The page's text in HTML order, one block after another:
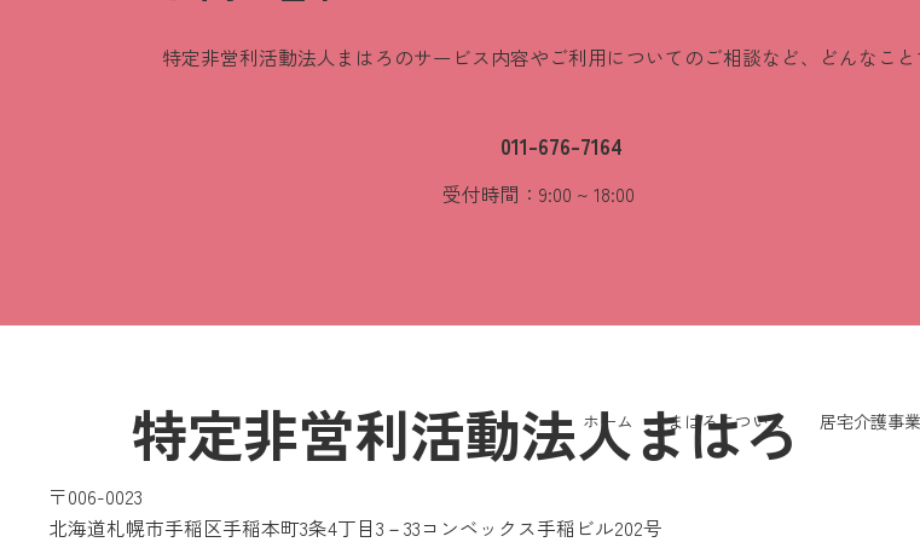
特定非営利活動法人まはろのサービス内容やご利用についてのご相談など、どんなこと
011-676-7164
受付時間：9:00 ~ 18:00
特定非営利活動法人まはろ
〒006-0023
北海道札幌市手稲区手稲本町3条4丁目3－33コンベックス手稲ビル202号
ホーム まはろについて 居宅介護事